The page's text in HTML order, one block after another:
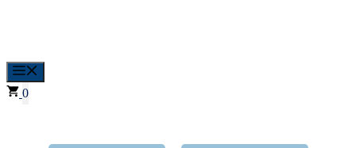
springen
0